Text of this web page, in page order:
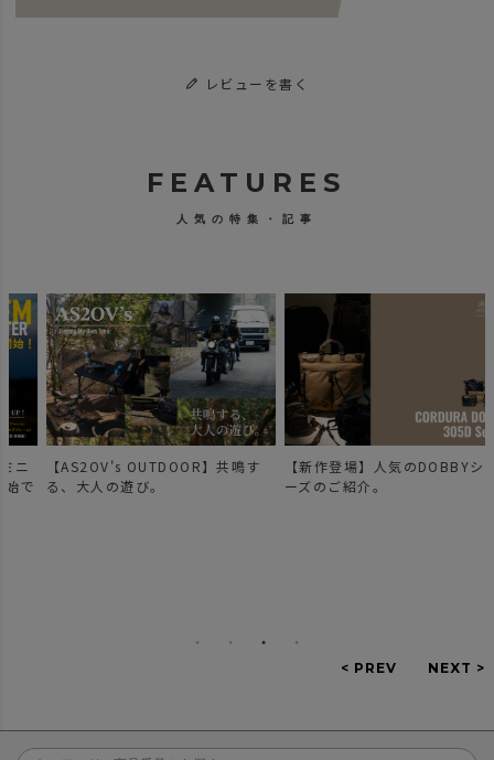
レビューを書く
FEATURES
人気の特集・記事
【AS2OV's OUTDOOR】共鳴す
る、大人の遊び。
【新作登場】人気のDOBBYシリ
ーズのご紹介。